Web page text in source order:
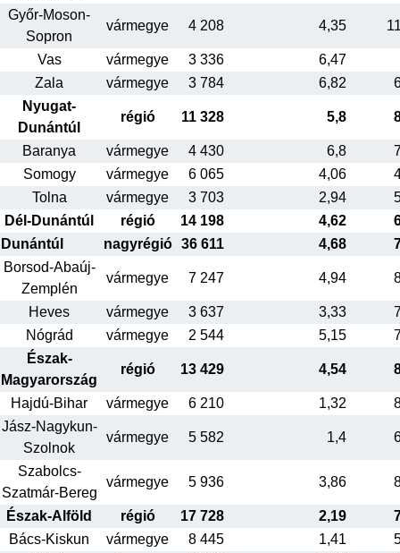
Győr-Moson-
Sopron
vármegye 4 208 4,35
Vas vármegye 3 336
6,47
Zala
vármegye 3 784 6,82
Nyugat-
Dunántúl
régió 11 328 5,8
Baranya vármegye 4 430 6,8
Somogy
vármegye 6 065 4,06
Tolna
vármegye 3 703 2,94
Dél-Dunántúl
régió 14 198 4,62
Dunántúl
nagyrégió 36 611 4,68
Borsod-Abaúj-
Zemplén
vármegye 7 247 4,94
Heves vármegye 3 637 3,33
Nógrád
vármegye 2 544 5,15
Észak-
Magyarország
régió 13 429 4,54
Hajdú-Bihar vármegye 6 210 1,32
Jász-Nagykun-
Szolnok
vármegye 5 582 1,4
Szabolcs-
Szatmár-Bereg
vármegye 5 936 3,86
Észak-Alföld régió 17 728 2,19
Bács-Kiskun
vármegye 8 445 1,41